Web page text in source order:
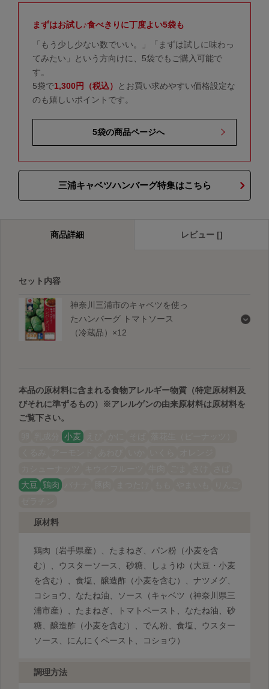
まずはお試し♪食べきりに丁度よい5袋も
「もう少し少ない数でいい。」「まずは試しに味わっ
てみたい」という方向けに、5袋でもご購入可能で
す。
5袋で1,300円（税込）
とお買い求めやすい価格設定な
のも嬉しいポイントです。
5袋の商品ページへ
三浦キャベツハンバーグ特集はこちら
商品詳細 レビュー []
セット内容
神奈川三浦市のキャベツを使っ
たハンバーグ トマトソース
（冷蔵品）×12
本品の原材料に含まれる食物アレルギー物質（特定原材料及
びそれに準ずるもの）
※アレルゲンの由来原材料は原材料を
ご覧下さい。
小麦
大豆 鶏肉
原材料
鶏肉（岩手県産）、たまねぎ、パン粉（小麦を含
む）、ウスターソース、砂糖、しょうゆ（大豆・小麦
を含む）、食塩、醸造酢（小麦を含む）、ナツメグ、
コショウ、なたね油、ソース（キャベツ（神奈川県三
浦市産）、たまねぎ、トマトペースト、なたね油、砂
糖、醸造酢（小麦を含む）、でん粉、食塩、ウスター
ソース、にんにくペースト、コショウ）
調理方法